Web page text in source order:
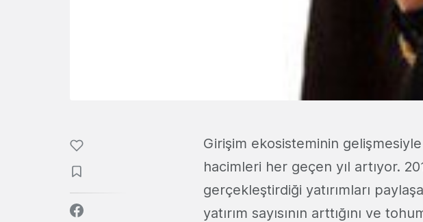
Girişim ekosisteminin gelişmesiyle
hacimleri her geçen yıl artıyor.
gerçekleştirdiği yatırımları
yatırım sayısının arttığını ve